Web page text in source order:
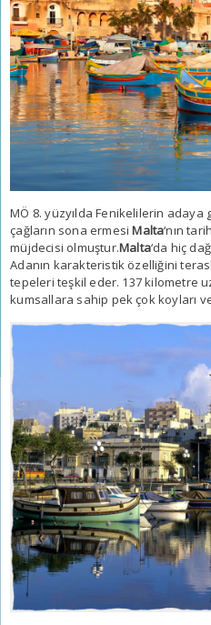
MÖ 8. yüzyılda Fenikelilerin
çağların sona ermesiMalta‘nın
müjdecisi olmuştur.Malta‘da hiç
Adanın karakteristik özelliğini
tepeleri teşkil eder. 137 kilometre
kumsallara sahip pek çok koyları